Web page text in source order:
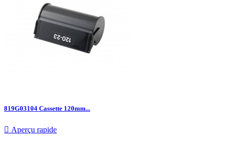
819G03104 Cassette 120mm...
 Aperçu rapide